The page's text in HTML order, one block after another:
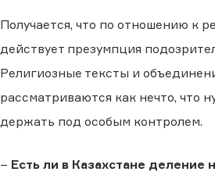
Получается, что по отношению к
действует презумпция
Религиозные тексты и
рассматриваются как нечто, что
держать под особым контролем.
– Есть ли в Казахстане деление